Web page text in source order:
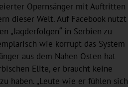
Opernsänger mit Auftritten
dieser Welt. Auf Facebook nutzt
„Jagderfolgen“ in Serbien zu
wie korrupt das System
aus dem Nahen Osten hat
Elite, er braucht keine
haben. „Leute wie er fühlen sich